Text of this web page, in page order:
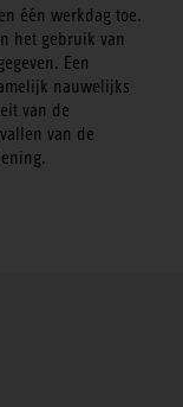
één werkdag toe.
het gebruik van
Een
nauwelijks
van de
van de